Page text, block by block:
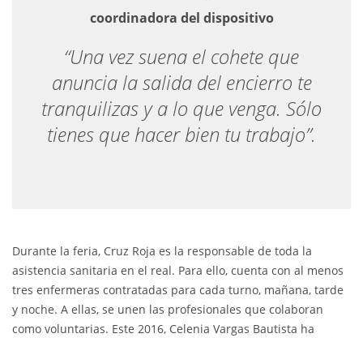
coordinadora del dispositivo
“Una vez suena el cohete que
anuncia la salida del encierro te
tranquilizas y a lo que venga. Sólo
tienes que hacer bien tu trabajo”.
Durante la feria, Cruz Roja es la responsable de toda la
asistencia sanitaria en el real. Para ello, cuenta con al menos
tres enfermeras contratadas para cada turno, mañana, tarde
y noche. A ellas, se unen las profesionales que colaboran
como voluntarias. Este 2016, Celenia Vargas Bautista ha